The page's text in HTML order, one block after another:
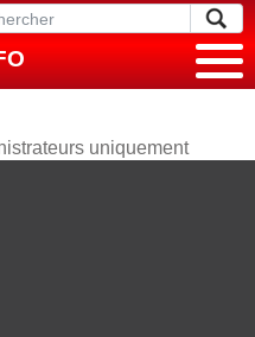
uniquement